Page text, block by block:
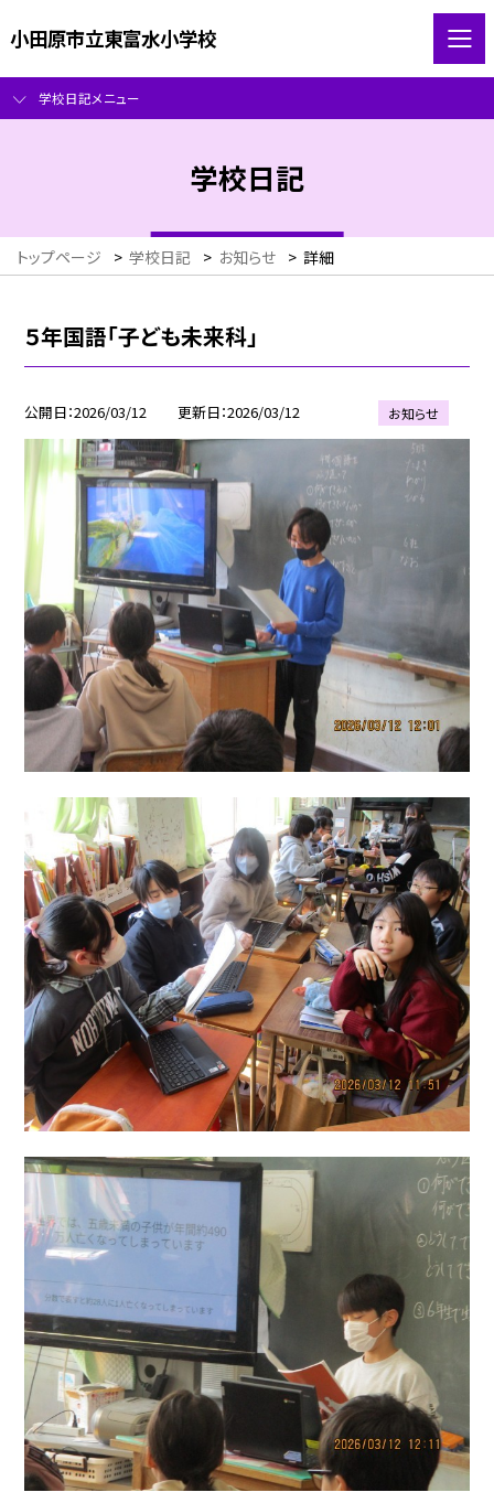
小田原市立東富水小学校
学校日記メニュー
学校日記
トップページ > 学校日記 > お知らせ > 詳細
５年国語「子ども未来科」
公開日 2026/03/12 更新日 2026/03/12 お知らせ